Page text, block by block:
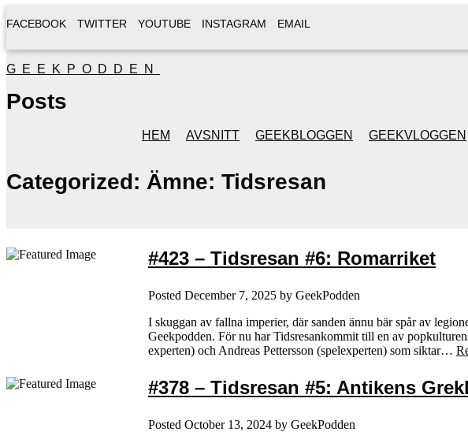
FACEBOOK TWITTER YOUTUBE INSTAGRAM EMAIL
GEEKPODDEN
HEM AVSNITT GEEKBLOGGEN GEEKVLOGGEN
Posts
Categorized: Ämne: Tidsresan
#423 – Tidsresan #6: Romarriket
Posted December 7, 2025 by GeekPodden
I skuggan av fallna imperier, där sanden ännu bär spår av
Geekpodden. För nu har Tidsresankommit till en av
experten) och Andreas Pettersson (spelexperten) som siktar…
#378 – Tidsresan #5: Antikens
Posted October 13, 2024 by GeekPodden